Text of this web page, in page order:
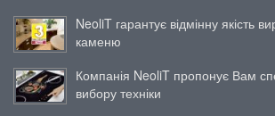
NeoliT гарантує відмінну якість
каменю
Компанія NeoliT пропонує Вам
вибору техніки